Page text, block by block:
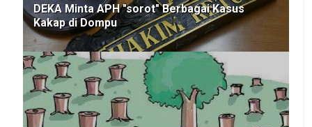
DEKA Minta APH "sorot" Berbagai Kasus
Kakap di Dompu